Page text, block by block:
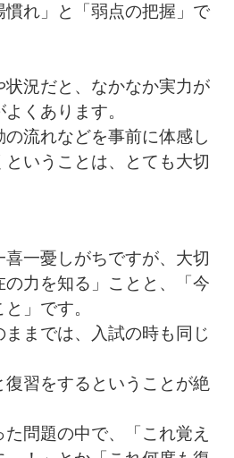
れ」と「弱点の把握」で
状況だと、なかなか実力が
くあります。
流れなどを事前に体感し
いうことは、とても大切
一憂しがちですが、大切
力を知る」ことと、「今
」です。
までは、入試の時も同じ
復習をするということが絶
問題の中で、「これ覚え